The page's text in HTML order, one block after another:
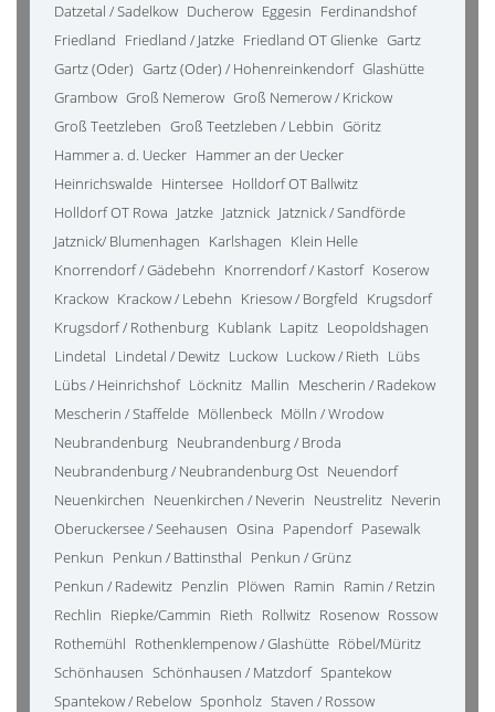
Datzetal / Sadelkow Ducherow Eggesin Ferdinandshof
Friedland Friedland / Jatzke Friedland OT Glienke Gartz
Gartz (Oder) Gartz (Oder) / Hohenreinkendorf Glashütte
Grambow Groß Nemerow Groß Nemerow / Krickow
Groß Teetzleben Groß Teetzleben / Lebbin Göritz
Hammer a. d. Uecker Hammer an der Uecker
Heinrichswalde Hintersee Holldorf OT Ballwitz
Holldorf OT Rowa Jatzke Jatznick Jatznick / Sandförde
Jatznick/ Blumenhagen Karlshagen Klein Helle
Knorrendorf / Gädebehn Knorrendorf / Kastorf Koserow
Krackow Krackow / Lebehn Kriesow / Borgfeld Krugsdorf
Krugsdorf / Rothenburg Kublank Lapitz Leopoldshagen
Lindetal Lindetal / Dewitz Luckow Luckow / Rieth Lübs
Lübs / Heinrichshof Löcknitz Mallin Mescherin / Radekow
Mescherin / Staffelde Möllenbeck Mölln / Wrodow
Neubrandenburg Neubrandenburg / Broda
Neubrandenburg / Neubrandenburg Ost Neuendorf
Neuenkirchen Neuenkirchen / Neverin Neustrelitz Neverin
Oberuckersee / Seehausen Osina Papendorf Pasewalk
Penkun Penkun / Battinsthal Penkun / Grünz
Penkun / Radewitz Penzlin Plöwen Ramin Ramin / Retzin
Rechlin Riepke/Cammin Rieth Rollwitz Rosenow Rossow
Rothemühl Rothenklempenow / Glashütte Röbel/Müritz
Schönhausen Schönhausen / Matzdorf Spantekow
Spantekow / Rebelow Sponholz Staven / Rossow